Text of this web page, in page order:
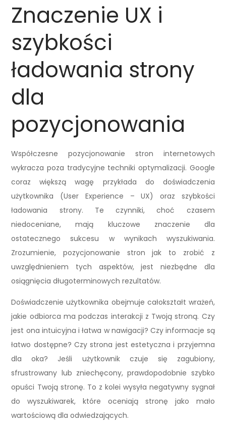
Znaczenie UX i
szybkości
ładowania strony
dla
pozycjonowania
Współczesne pozycjonowanie stron internetowych
wykracza poza tradycyjne techniki optymalizacji. Google
coraz większą wagę przykłada do doświadczenia
użytkownika (User Experience – UX) oraz szybkości
ładowania strony. Te czynniki, choć czasem
niedoceniane, mają kluczowe znaczenie dla
ostatecznego sukcesu w wynikach wyszukiwania.
Zrozumienie, pozycjonowanie stron jak to zrobić z
uwzględnieniem tych aspektów, jest niezbędne dla
osiągnięcia długoterminowych rezultatów.
Doświadczenie użytkownika obejmuje całokształt wrażeń,
jakie odbiorca ma podczas interakcji z Twoją stroną. Czy
jest ona intuicyjna i łatwa w nawigacji? Czy informacje są
łatwo dostępne? Czy strona jest estetyczna i przyjemna
dla oka? Jeśli użytkownik czuje się zagubiony,
sfrustrowany lub zniechęcony, prawdopodobnie szybko
opuści Twoją stronę. To z kolei wysyła negatywny sygnał
do wyszukiwarek, które oceniają stronę jako mało
wartościową dla odwiedzających.